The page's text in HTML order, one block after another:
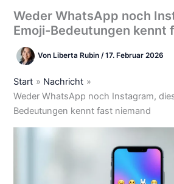
Weder WhatsApp noch
Emoji-Bedeutungen kennt
Von Liberta Rubin/17. Februar 2026
Start
Nachricht
Weder WhatsApp noch Instagram,
Bedeutungen kennt fast niemand